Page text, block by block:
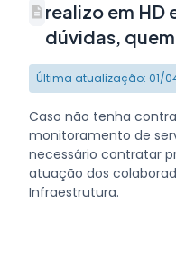
realizo em HD
dúvidas,
Última atualização: 01/
Caso não tenha
monitoramento de
necessário contratar
atuação dos
Infraestrutura.